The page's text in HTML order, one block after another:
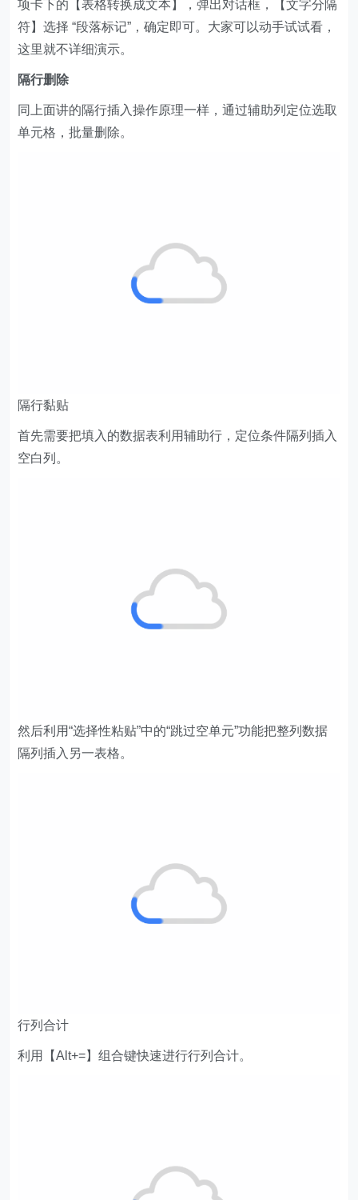
项卡下的【表格转换成文本】，弹出对话框，【文字分隔
符】选择 “段落标记”，确定即可。大家可以动手试试看，
这里就不详细演示。
隔行删除
同上面讲的隔行插入操作原理一样，通过辅助列定位选取
单元格，批量删除。
隔行黏贴
首先需要把填入的数据表利用辅助行，定位条件隔列插入
空白列。
然后利用“选择性粘贴”中的“跳过空单元”功能把整列数据
隔列插入另一表格。
行列合计
利用【Alt+=】组合键快速进行行列合计。